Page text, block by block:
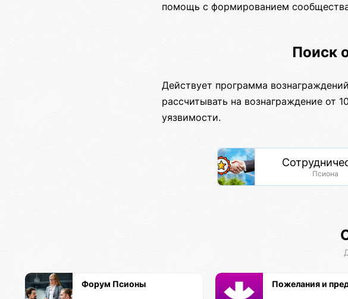
помощь с формированием
Поиск
Действует программа
рассчитывать на вознаграждение от
уязвимости.
Псиона
Форум Псионы Пожелания и